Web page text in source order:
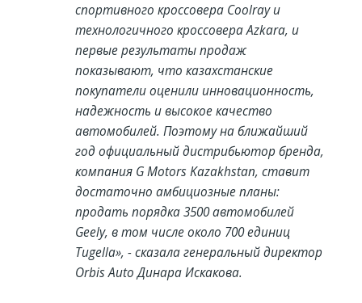
спортивного кроссовера Coolray и
технологичного кроссовера Azkara, и
первые результаты продаж
показывают, что казахстанские
покупатели оценили инновационность,
надежность и высокое качество
автомобилей. Поэтому на ближайший
год официальный дистрибьютор бренда,
компания G Motors Kazakhstan, ставит
достаточно амбициозные планы:
продать порядка 3500 автомобилей
Geely, в том числе около 700 единиц
Tugella», - сказала генеральный директор
Orbis Auto Динара Искакова.